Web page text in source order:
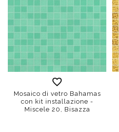
Mosaico di vetro Bahamas
con kit installazione -
Miscele 20, Bisazza